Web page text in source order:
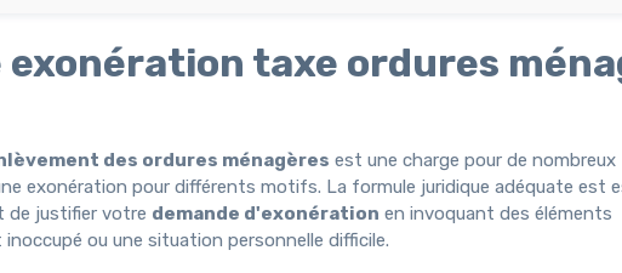
taxe ordures
des ordures ménagères est une charge pour de nombreux
exonération pour différents motifs. La formule juridique adéquate est
de justifier votre demande d'exonération en invoquant des éléments
ou une situation personnelle difficile.